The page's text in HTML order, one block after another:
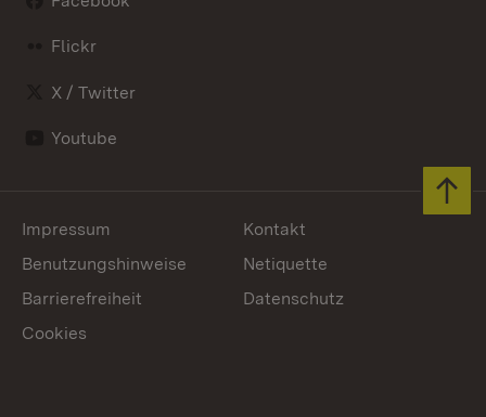
Flickr
X / Twitter
Youtube
Impressum
Kontakt
Benutzungshinweise
Netiquette
Barrierefreiheit
Datenschutz
Cookies